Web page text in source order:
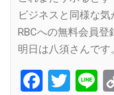
ビジネスと同様な気
RBCへの無料会員登
明日は八須さんです。